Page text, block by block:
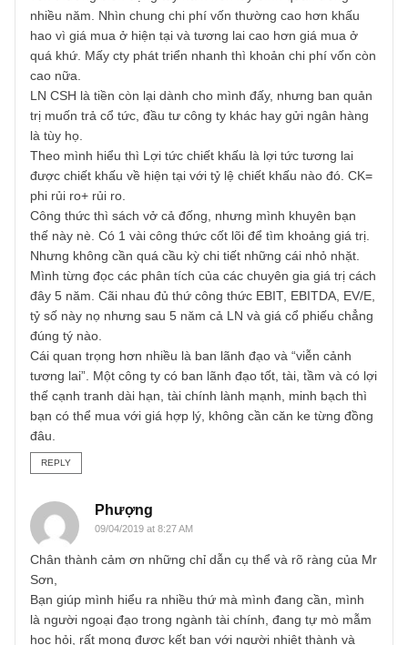
phần ưu đãi.
Khấu hao tìm trong báo cáo lưu chuyển tiền tệ gián tiếp,
mục dòng tiền từ hoạt động kinh doanh, không có thì tìm
hơn trong thuyết minh bctc.
Chi phí vốn cũng tìm trong báo cáo lưu chuyển tiền tệ,
dòng tiền từ hoạt động đầu tư, mua sắm trang thiết bị nhà
xưởng,…
Lưu ý là khấu hao thì không biến động lớn nhưng chi phí
vốn thường biến động tùy năm nên lấy bình quân trong
nhiều năm. Nhìn chung chi phí vốn thường cao hơn khấu
hao vì giá mua ở hiện tại và tương lai cao hơn giá mua ở
quá khứ. Mấy cty phát triển nhanh thì khoản chi phí vốn
cao nữa.
LN CSH là tiền còn lại dành cho mình đấy, nhưng ban
trị muốn trả cổ tức, đầu tư công ty khác hay gửi ngân
là tùy họ.
Theo mình hiểu thì Lợi tức chiết khấu là lợi tức tương lai
được chiết khấu về hiện tại với tỷ lệ chiết khấu nào đó.
phi rủi ro+ rủi ro.
Công thức thì sách vở cả đống, nhưng mình khuyên bạn
thế này nè. Có 1 vài công thức cốt lõi để tìm khoảng giá
Mình từng đọc các phân tích của các chuyên gia giá trị
đây 5 năm. Cãi nhau đủ thứ công thức EBIT, EBITDA, EV/
tỷ số này nọ nhưng sau 5 năm cả LN và giá cổ phiếu
đúng tý nào.
Cái quan trọng hơn nhiều là ban lãnh đạo và “viễn cảnh
tương lai”. Một công ty có ban lãnh đạo tốt, tài, tầm và có
thế cạnh tranh dài hạn, tài chính lành mạnh, minh bạch thì